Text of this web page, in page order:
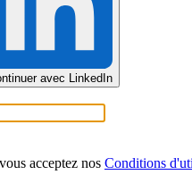
avec LinkedIn
acceptez nos Conditions